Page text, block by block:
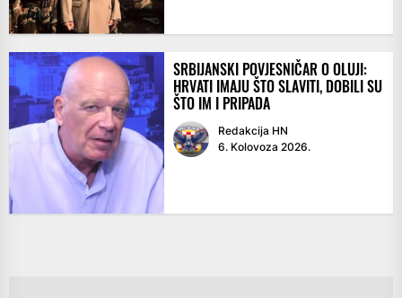
SRBIJANSKI POVJESNIČAR O OLUJI:
HRVATI IMAJU ŠTO SLAVITI, DOBILI SU
ŠTO IM I PRIPADA
Redakcija HN
6. Kolovoza 2026.